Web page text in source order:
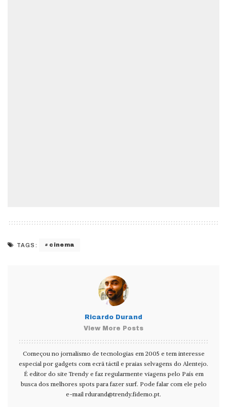
TAGS: cinema
Ricardo Durand
View More Posts
Começou no jornalismo de tecnologias em 2005 e tem interesse
especial por gadgets com ecrã táctil e praias selvagens do Alentejo.
É editor do site Trendy e faz regularmente viagens pelo País em
busca dos melhores spots para fazer surf. Pode falar com ele pelo
e-mail rdurand@trendy.fidemo.pt.